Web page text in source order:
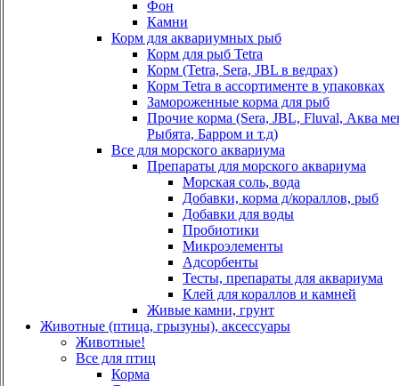
Фон
Камни
Корм для аквариумных рыб
Корм для рыб Tetra
Корм (Tetra, Sera, JBL в ведрах)
Корм Tetra в ассортименте в упаковках
Замороженные корма для рыб
Прочие корма (Sera, JBL, Fluval, Аква
Рыбята, Барром и т.д)
Все для морского аквариума
Препараты для морского аквариума
Морская соль, вода
Добавки, корма д/кораллов, рыб
Добавки для воды
Пробиотики
Микроэлементы
Адсорбенты
Тесты, препараты для аквариума
Клей для кораллов и камней
Живые камни, грунт
Животные (птица, грызуны), аксессуары
Животные!
Все для птиц
Корма